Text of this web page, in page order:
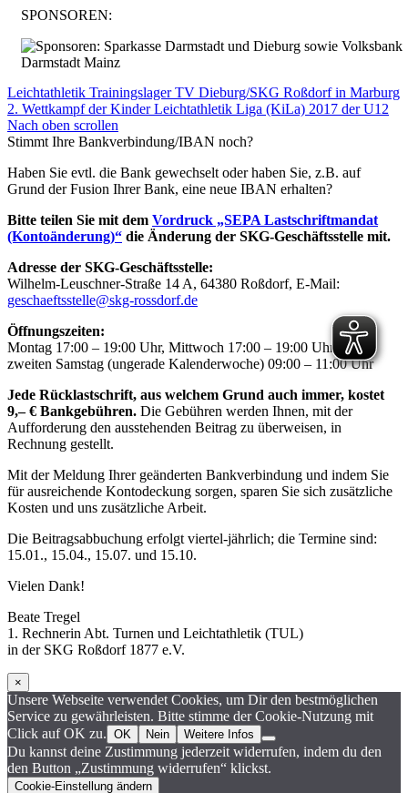
SPONSOREN:
Leichtathletik Trainingslager TV Dieburg/SKG Roßdorf in Marburg
2. Wettkampf der Kinder Leichtathletik Liga (KiLa) 2017 der U12
Nach oben scrollen
Stimmt Ihre Bankverbindung/IBAN noch?
Haben Sie evtl. die Bank gewechselt oder haben Sie, z.B. auf
Grund der Fusion Ihrer Bank, eine neue IBAN erhalten?
Bitte teilen Sie mit dem Vordruck „SEPA Lastschriftmandat
(Kontoänderung)“ die Änderung der SKG-Geschäftsstelle mit.
Adresse der SKG-Geschäftsstelle:
Wilhelm-Leuschner-Straße 14 A, 64380 Roßdorf, E-Mail:
geschaeftsstelle@skg-rossdorf.de
Öffnungszeiten:
Montag 17:00 – 19:00 Uhr, Mittwoch 17:00 – 19:00 Uhr, jeden
zweiten Samstag (ungerade Kalenderwoche) 09:00 – 11:00 Uhr
Jede Rücklastschrift, aus welchem Grund auch immer, kostet
9,– € Bankgebühren. Die Gebühren werden Ihnen, mit der
Aufforderung den ausstehenden Beitrag zu überweisen, in
Rechnung gestellt.
Mit der Meldung Ihrer geänderten Bankverbindung und indem Sie
für ausreichende Kontodeckung sorgen, sparen Sie sich zusätzliche
Kosten und uns zusätzliche Arbeit.
Die Beitragsabbuchung erfolgt viertel-jährlich; die Termine sind:
15.01., 15.04., 15.07. und 15.10.
Vielen Dank!
Beate Tregel
1. Rechnerin Abt. Turnen und Leichtathletik (TUL)
in der SKG Roßdorf 1877 e.V.
×
Unsere Webseite verwendet Cookies, um Dir den bestmöglichen
Service zu gewährleisten. Bitte stimme der Cookie-Nutzung mit
Click auf OK zu. OK Nein Weitere Infos
Du kannst deine Zustimmung jederzeit widerrufen, indem du den
den Button „Zustimmung widerrufen“ klickst.
Cookie-Einstellung ändern